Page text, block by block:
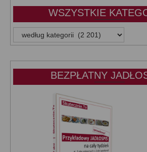
WSZYSTKIE
WSZYSTKIE
KATEGORIE:
BEZPŁATNY